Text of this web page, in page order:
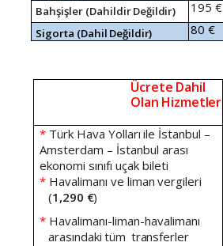
Bahşişler (DahildirDeğildir) 195 €
Sigorta (Dahil Değildir) 80 €
Ücrete Dahil
Olan Hizmetler
* Türk Hava Yolları ile İstanbul –
Amsterdam – İstanbul arası
ekonomi sınıfı uçak bileti
* Havalimanı ve liman vergileri
(1,290 €)
* Havalimanı-liman-havalimanı
arasındaki tüm transferler